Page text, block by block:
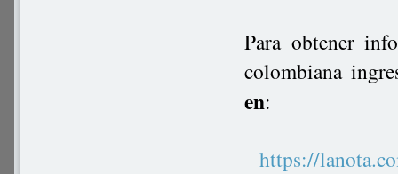
Para obtener
colombiana
en:
https://